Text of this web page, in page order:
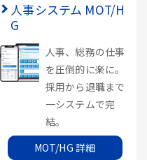
人事システム MOT/H
G
人事、総務の仕事
を圧倒的に楽に。
採用から退職まで
一システムで完
結。
MOT/HG 詳細